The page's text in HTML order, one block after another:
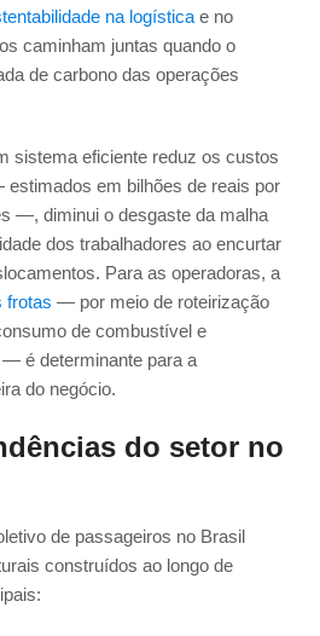
na logística e no
caminham juntas quando o
de carbono das operações
sistema eficiente reduz os custos
em bilhões de reais por
—, diminui o desgaste da malha
dos trabalhadores ao encurtar
Para as operadoras, a
frotas — por meio de roteirização
de combustível e
é determinante para a
do negócio.
do setor no
de passageiros no Brasil
construídos ao longo de